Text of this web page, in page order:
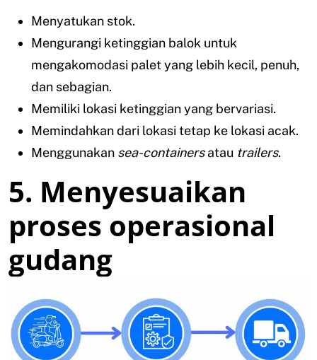
Menyatukan stok.
Mengurangi ketinggian balok untuk
mengakomodasi palet yang lebih kecil, penuh,
dan sebagian.
Memiliki lokasi ketinggian yang bervariasi.
Memindahkan dari lokasi tetap ke lokasi acak.
Menggunakan sea-containersatau trailers.
5. Menyesuaikan
proses operasional
gudang